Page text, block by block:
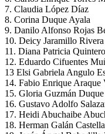
7. Claudia López Díaz
8. Corina Duque Ayala
9. Danilo Alfonso Rojas
10. Deicy Jaramillo Rivera
11. Diana Patricia
12. Eduardo Cifuentes
13 Elsi Gabriela Angulo
14. Fabio Enrique Araque
15. Gloria Guzmán Duque
16. Gustavo Adolfo
17. Heidi Abuchaibe
18. Herman Galán